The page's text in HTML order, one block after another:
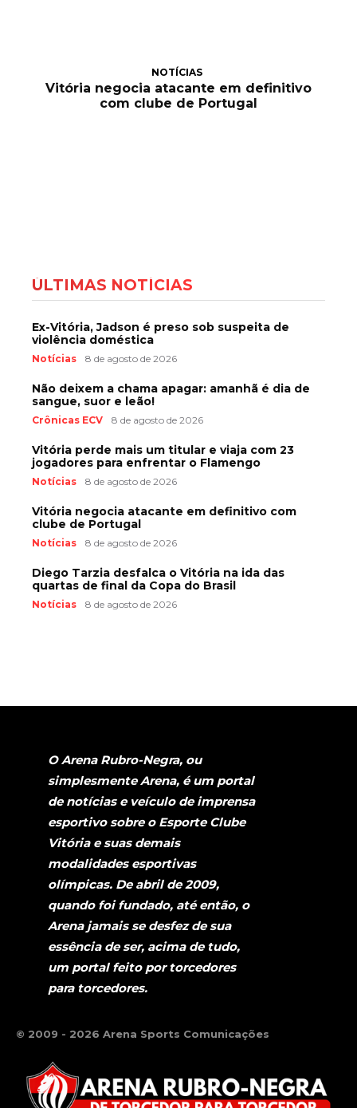
NOTÍCIAS
Vitória negocia atacante em definitivo
com clube de Portugal
ÚLTIMAS NOTÍCIAS
Ex-Vitória, Jadson é preso sob suspeita de
violência doméstica
Notícias 8 de agosto de 2026
Não deixem a chama apagar: amanhã é dia de
sangue, suor e leão!
Crônicas ECV 8 de agosto de 2026
Vitória perde mais um titular e viaja com 23
jogadores para enfrentar o Flamengo
Notícias 8 de agosto de 2026
Vitória negocia atacante em definitivo com
clube de Portugal
Notícias 8 de agosto de 2026
Diego Tarzia desfalca o Vitória na ida das
quartas de final da Copa do Brasil
Notícias 8 de agosto de 2026
O Arena Rubro-Negra, ou
simplesmente Arena, é um portal
de notícias e veículo de imprensa
esportivo sobre o Esporte Clube
Vitória e suas demais
modalidades esportivas
olímpicas. De abril de 2009,
quando foi fundado, até então, o
Arena jamais se desfez de sua
essência de ser, acima de tudo,
um portal feito por torcedores
para torcedores.
© 2009 - 2026 Arena Sports Comunicações